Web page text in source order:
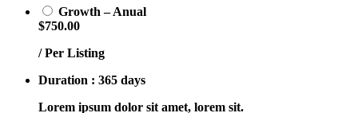
Growth – Anual
$750.00
/ Per Listing
Duration : 365 days
Lorem ipsum dolor sit amet, lorem sit.